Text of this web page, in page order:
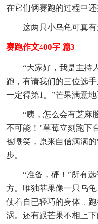
在它们俩赛跑的过程中
这两只小乌龟可真有
赛跑作文400字 篇3
“大家好，我是主持
跑，有请我们的三位选
一定得第1。”芒果满意地
“咦，怎么会有芝麻
不可能！”草莓立刻跑下
被嘲笑，原来自信满满
步。
“准备，砰！”所有
方。唯独苹果像一只乌
仗着自已轻巧的身体，
涡。还有跟芒果不相上